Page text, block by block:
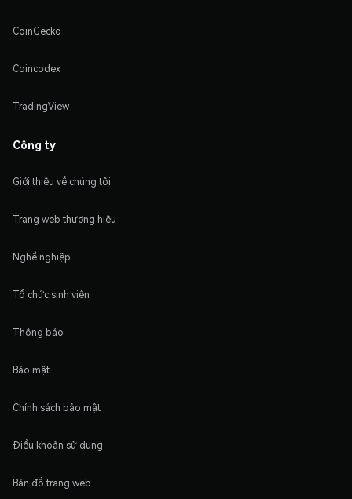
CoinGecko
Coincodex
TradingView
Công ty
Giới thiệu về chúng tôi
Trang web thương hiệu
Nghề nghiệp
Tổ chức sinh viên
Thông báo
Bảo mật
Chính sách bảo mật
Điều khoản sử dụng
Bản đồ trang web